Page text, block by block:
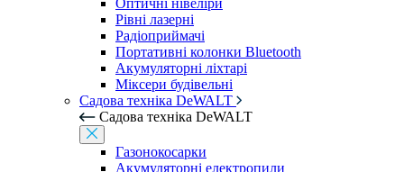
Оптичні нівеліри
Рівні лазерні
Радіоприймачі
Портативні колонки Bluetooth
Акумуляторні ліхтарі
Міксери будівельні
Садова техніка DeWALT
Садова техніка DeWALT
Газонокосарки
Акумуляторні електропили